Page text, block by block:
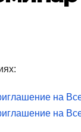
на
на